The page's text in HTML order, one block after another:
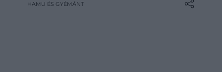
keveredhetünk: nem ritkák a
HAMU ÉS GYÉMÁNT